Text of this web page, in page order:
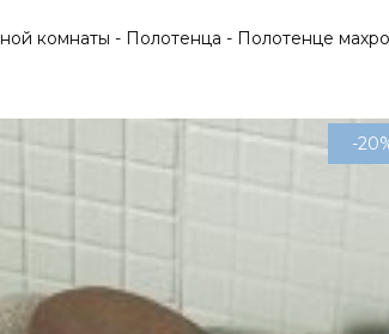
комнаты Полотенца Полотенце
-